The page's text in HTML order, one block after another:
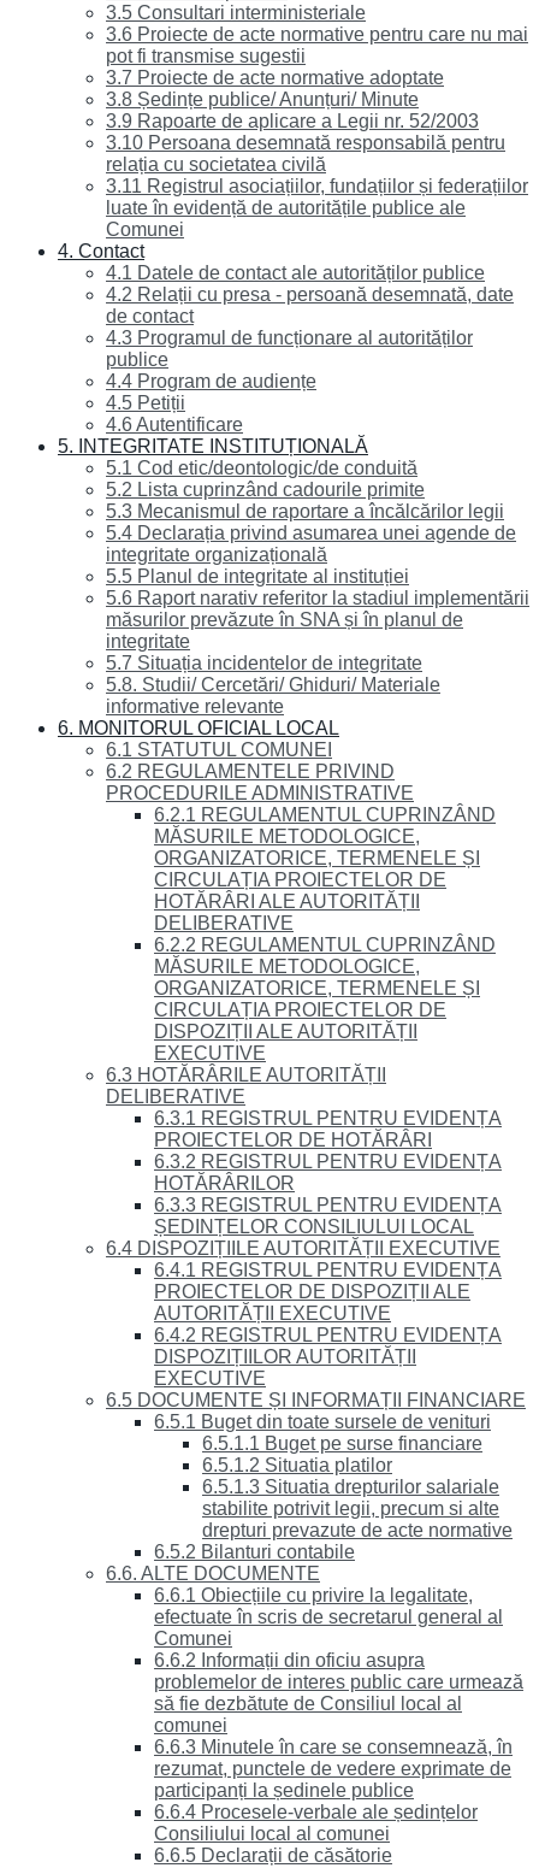
3.5 Consultari interministeriale
3.6 Proiecte de acte normative pentru care nu mai
pot fi transmise sugestii
3.7 Proiecte de acte normative adoptate
3.8 Ședințe publice/ Anunțuri/ Minute
3.9 Rapoarte de aplicare a Legii nr. 52/2003
3.10 Persoana desemnată responsabilă pentru
relația cu societatea civilă
3.11 Registrul asociațiilor, fundațiilor și federațiilor
luate în evidență de autoritățile publice ale
Comunei
4. Contact
4.1 Datele de contact ale autorităților publice
4.2 Relații cu presa - persoană desemnată, date
de contact
4.3 Programul de funcționare al autorităților
publice
4.4 Program de audiențe
4.5 Petiții
4.6 Autentificare
5. INTEGRITATE INSTITUȚIONALĂ
5.1 Cod etic/deontologic/de conduită
5.2 Lista cuprinzând cadourile primite
5.3 Mecanismul de raportare a încălcărilor legii
5.4 Declarația privind asumarea unei agende de
integritate organizațională
5.5 Planul de integritate al instituției
5.6 Raport narativ referitor la stadiul implementării
măsurilor prevăzute în SNA și în planul de
integritate
5.7 Situația incidentelor de integritate
5.8. Studii/ Cercetări/ Ghiduri/ Materiale
informative relevante
6. MONITORUL OFICIAL LOCAL
6.1 STATUTUL COMUNEI
6.2 REGULAMENTELE PRIVIND
PROCEDURILE ADMINISTRATIVE
6.2.1 REGULAMENTUL CUPRINZÂND
MĂSURILE METODOLOGICE,
ORGANIZATORICE, TERMENELE ȘI
CIRCULAȚIA PROIECTELOR DE
HOTĂRÂRI ALE AUTORITĂȚII
DELIBERATIVE
6.2.2 REGULAMENTUL CUPRINZÂND
MĂSURILE METODOLOGICE,
ORGANIZATORICE, TERMENELE ȘI
CIRCULAȚIA PROIECTELOR DE
DISPOZIȚII ALE AUTORITĂȚII
EXECUTIVE
6.3 HOTĂRÂRILE AUTORITĂȚII
DELIBERATIVE
6.3.1 REGISTRUL PENTRU EVIDENȚA
PROIECTELOR DE HOTĂRÂRI
6.3.2 REGISTRUL PENTRU EVIDENȚA
HOTĂRÂRILOR
6.3.3 REGISTRUL PENTRU EVIDENȚA
ȘEDINȚELOR CONSILIULUI LOCAL
6.4 DISPOZIȚIILE AUTORITĂȚII EXECUTIVE
6.4.1 REGISTRUL PENTRU EVIDENȚA
PROIECTELOR DE DISPOZIȚII ALE
AUTORITĂȚII EXECUTIVE
6.4.2 REGISTRUL PENTRU EVIDENȚA
DISPOZIȚIILOR AUTORITĂȚII
EXECUTIVE
6.5 DOCUMENTE ȘI INFORMAȚII FINANCIARE
6.5.1 Buget din toate sursele de venituri
6.5.1.1 Buget pe surse financiare
6.5.1.2 Situatia platilor
6.5.1.3 Situatia drepturilor salariale
stabilite potrivit legii, precum si alte
drepturi prevazute de acte normative
6.5.2 Bilanturi contabile
6.6. ALTE DOCUMENTE
6.6.1 Obiecțiile cu privire la legalitate,
efectuate în scris de secretarul general al
Comunei
6.6.2 Informații din oficiu asupra
problemelor de interes public care urmează
să fie dezbătute de Consiliul local al
comunei
6.6.3 Minutele în care se consemnează, în
rezumat, punctele de vedere exprimate de
participanți la ședinele publice
6.6.4 Procesele-verbale ale ședințelor
Consiliului local al comunei
6.6.5 Declarații de căsătorie